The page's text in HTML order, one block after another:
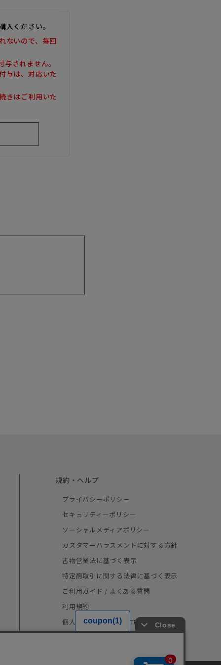
入ください。
ないので、毎回
されません。
与は、対応いた
きはご利用いた
規約・ヘルプ
プライバシーポリシー
セキュリティーポリシー
ソーシャルメディアポリシー
カスタマーハラスメントに対する方針
古物営業法に基づく表示
特定商取引に関する法律に基づく表示
ご利用ガイド / よくある質問
利用規約
個人情報の取り扱い（TRUSTe）